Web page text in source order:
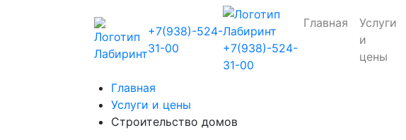
+7(938)-524-
31-00
+7(938)-524-
31-00
Главная
Услуги
и
цены
Главная
Услуги и цены
Строительство домов